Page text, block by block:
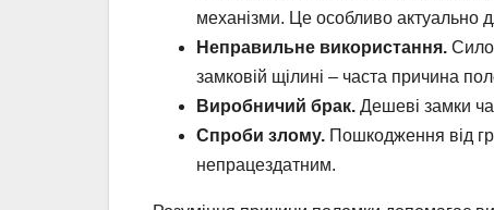
механізми. Це особливо актуально
Неправильне використання.
замковій щілині – часта причина
Виробничий брак. Дешеві замки
Спроби злому. Пошкодження від
непрацездатним.